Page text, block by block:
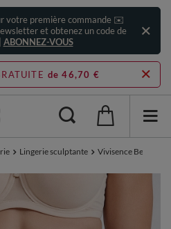
votre première commande ✉️
et obtenez un code de
ABONNEZ-VOUS
de 46,70 €
Lingerie sculptante Vivisence Bermuda